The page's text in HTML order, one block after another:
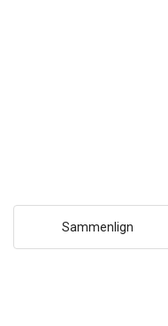
Sammenlign